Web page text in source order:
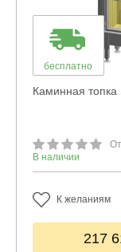
бесплатно
Каминная
В наличии
К желаниям
217